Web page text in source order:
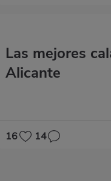
Las mejores
Alicante
16 14